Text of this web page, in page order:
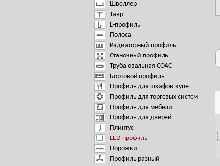
Швеллер
Тавр
L-профиль
Полоса
Радиаторный профиль
Станочный профиль
Труба овальная СОАС
Бортовой профиль
Профиль для шкафов-купе
Профиль для торговых систем
Профиль для мебели
Профиль для дверей
Плинтус
LED профиль
Порожки
Профиль разный